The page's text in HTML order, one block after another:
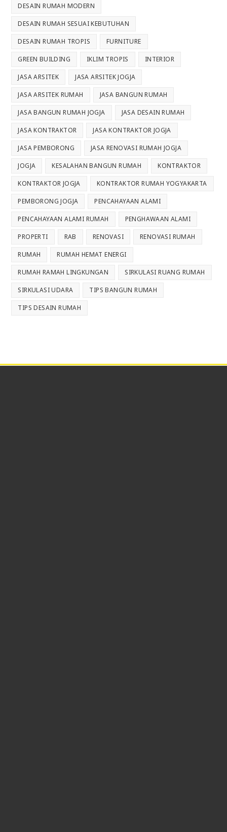
DESAIN RUMAH MODERN
DESAIN RUMAH SESUAI KEBUTUHAN
DESAIN RUMAH TROPIS FURNITURE
GREEN BUILDING IKLIM TROPIS INTERIOR
JASA ARSITEK JASA ARSITEK JOGJA
JASA ARSITEK RUMAH JASA BANGUN RUMAH
JASA BANGUN RUMAH JOGJA JASA DESAIN RUMAH
JASA KONTRAKTOR JASA KONTRAKTOR JOGJA
JASA PEMBORONG JASA RENOVASI RUMAH JOGJA
JOGJA KESALAHAN BANGUN RUMAH KONTRAKTOR
KONTRAKTOR JOGJA KONTRAKTOR RUMAH YOGYAKARTA
PEMBORONG JOGJA PENCAHAYAAN ALAMI
PENCAHAYAAN ALAMI RUMAH PENGHAWAAN ALAMI
PROPERTI RAB RENOVASI RENOVASI RUMAH
RUMAH RUMAH HEMAT ENERGI
RUMAH RAMAH LINGKUNGAN SIRKULASI RUANG RUMAH
SIRKULASI UDARA TIPS BANGUN RUMAH
TIPS DESAIN RUMAH